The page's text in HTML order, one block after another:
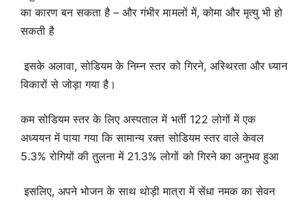
का कारण बन सकता है – और गंभीर मामलों में, कोमा और मृत्यु भी हो
सकती है
इसके अलावा, सोडियम के निम्न स्तर को गिरने, अस्थिरता और ध्यान
विकारों से जोड़ा गया है।
कम सोडियम स्तर के लिए अस्पताल में भर्ती 122 लोगों में एक
अध्ययन में पाया गया कि सामान्य रक्त सोडियम स्तर वाले केवल
5.3% रोगियों की तुलना में 21.3% लोगों को गिरने का अनुभव हुआ
इसलिए, अपने भोजन के साथ थोड़ी मात्रा में सेंधा नमक का सेवन